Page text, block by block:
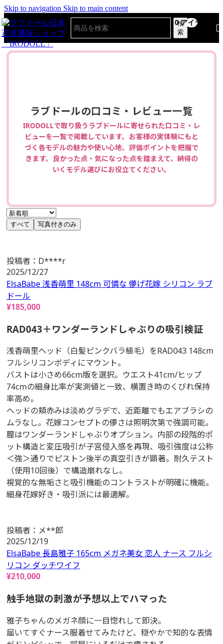
Skip to navigation Skip to main content
検
索
0アイテム
ラブドールの口コミ・レビュー一覧
IRODOLLで取り扱うラブドールに寄せられた口コミ・レ
ビューを一覧で掲載しています。 お客様の実体験にもと
づく各モデルの魅力や使い心地、評価ポイントを把握で
きます。 良かった点・気になった点を踏まえて、納得の
いくモデル選びにお役立てください。
すべて 写真付きのみ
投稿者： D****r
2025/12/27
ElsaBabe 浅香萌里 148cm 可憐な 儚げ花嫁 シリコン ラブ
ドール
¥185,000
RAD043＋ワンダーランドしゃぶりの吸引検証
浅香萌里ヘッド（白髪ピンクバラ植毛）をRAD043 148cm
フルシリコンボディにマウント。
バストは小さめ66cm版を選択。ウエスト41cm/ヒップ
74cmの細身比率が実測値と一致、横置き時のくびれ保持
率高め。
ヘッドの頬赤みは淡めグラデで、近距離でもエアブラシの
ムラなし。花嫁コンセプトの儚さは照明次第で強調可能。
膣はワンダーランドしゃぶりオプション。内部の段階的ポ
ット構造と変圧吸引が子宮侵入感を再現、吸引強度は公称
＜強＞通りでピストン後半の真空引きが顕著。耐久テスト
（使用10回後）で構造崩れなし。
視覚的な無垢さと吸引機能のコントラストが明確に機能。
細身花嫁好き・吸引派には最適解。
投稿者： メ**郎
2025/12/19
ElsaBabe 長島雅子 165cm メガネ美女 恋人 ナース フルシ
リコン ダッチワイフ
¥210,000
触手地獄の刺激が予想以上でハマった
雅子ちゃんのメガネ顔に一目惚れして即決。
届いてすぐナース服着せてみたけど、穏やかで知的な表情